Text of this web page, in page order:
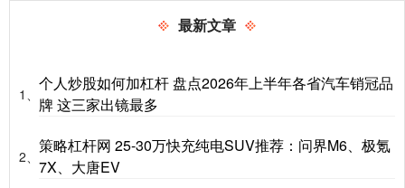
最新文章
1、
个人炒股如何加杠杆 盘点2026年上半年各省汽车销冠品
牌 这三家出镜最多
2、
策略杠杆网 25-30万快充纯电SUV推荐：问界M6、极氪
7X、大唐EV